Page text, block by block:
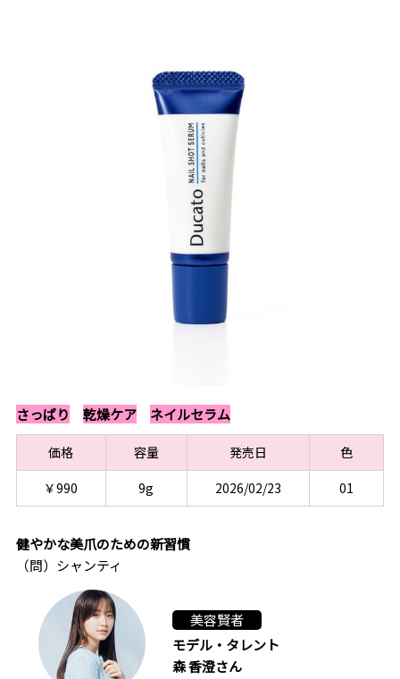
さっぱり 乾燥ケア ネイルセラム
価格 容量 発売日
色
￥990
9g 2026/02/23 01
健やかな美爪のための新習慣
（問）シャンティ
美容賢者
モデル・タレント
森 香澄さん